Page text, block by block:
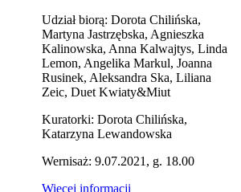
Udział biorą: Dorota Chilińska,
Martyna Jastrzębska, Agnieszka
Kalinowska, Anna Kalwajtys, Linda
Lemon, Angelika Markul, Joanna
Rusinek, Aleksandra Ska, Liliana
Zeic, Duet Kwiaty&Miut
Kuratorki: Dorota Chilińska,
Katarzyna Lewandowska
Wernisaż: 9.07.2021, g. 18.00
Więcej informacji